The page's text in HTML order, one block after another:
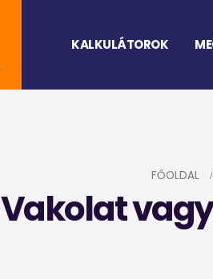
KALKULÁTOROK
FŐOLDAL
Vakolat